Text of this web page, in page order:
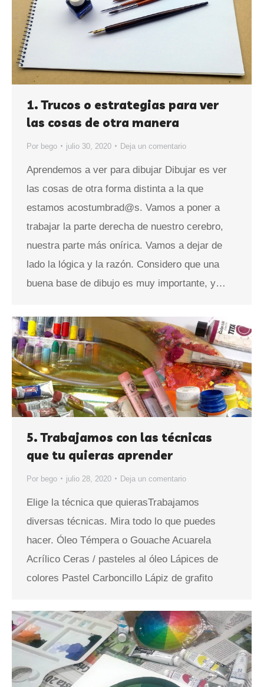
1. Trucos o estrategias para ver
las cosas de otra manera
Por bego julio 30, 2020 Deja un comentario
Aprendemos a ver para dibujar Dibujar es ver
las cosas de otra forma distinta a la que
estamos acostumbrad@s. Vamos a poner a
trabajar la parte derecha de nuestro cerebro,
nuestra parte más onírica. Vamos a dejar de
lado la lógica y la razón. Considero que una
buena base de dibujo es muy importante, y…
5. Trabajamos con las técnicas
que tu quieras aprender
Por bego julio 28, 2020 Deja un comentario
Elige la técnica que quierasTrabajamos
diversas técnicas. Mira todo lo que puedes
hacer. Óleo Témpera o Gouache Acuarela
Acrílico Ceras / pasteles al óleo Lápices de
colores Pastel Carboncillo Lápiz de grafito